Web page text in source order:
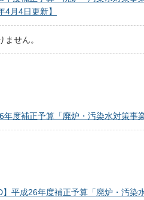
4月4日更新】
せん。
年度補正予算「廃炉・汚染水対策事
】平成26年度補正予算「廃炉・汚